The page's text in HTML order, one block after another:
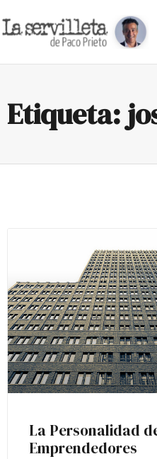
Etiqueta:
La Personalidad
Emprendedores